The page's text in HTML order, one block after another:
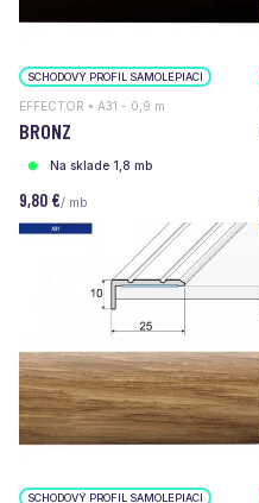
SCHODOVÝ PROFIL SAMOLEPIACI
EFFECTOR • A31 - 0,9 m
BRONZ
Na sklade 1,8 mb
9,80 €/ mb
SCHODOVÝ PROFIL SAMOLEPIACI